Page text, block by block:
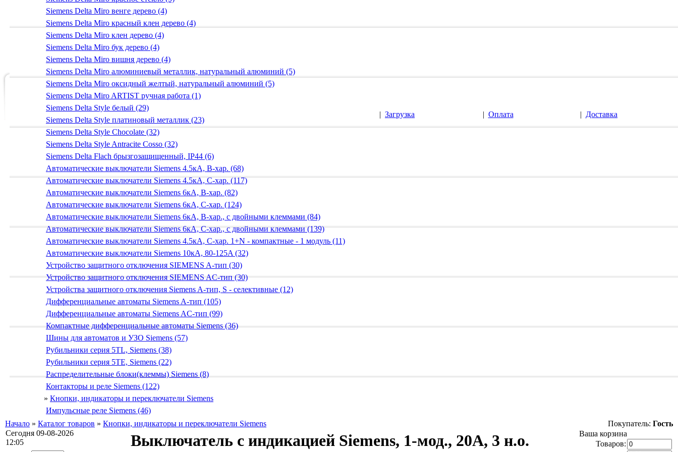
Siemens Delta Miro венге дерево (4)
Siemens Delta Miro красный клен дерево (4)
Siemens Delta Miro клен дерево (4)
Siemens Delta Miro бук дерево (4)
Siemens Delta Miro вишня дерево (4)
Siemens Delta Miro алюминиевый металлик, натуральный алюминий (5)
Siemens Delta Miro оксидный желтый, натуральный алюминий (5)
Siemens Delta Miro ARTIST ручная работа (1)
Siemens Delta Style белый (29)
Siemens Delta Style платиновый металлик (23)
Siemens Delta Style Chocolate (32)
Siemens Delta Style Antracite Cosso (32)
Siemens Delta Flach брызгозащищенный, IP44 (6)
Автоматические выключатели Siemens 4.5кА, B-хар. (68)
Автоматические выключатели Siemens 4.5кА, C-хар. (117)
Автоматические выключатели Siemens 6кА, B-хар. (82)
Автоматические выключатели Siemens 6кА, С-хар. (124)
Автоматические выключатели Siemens 6кА, B-хар., с двойными клеммами (84)
Автоматические выключатели Siemens 6кА, C-хар., с двойными клеммами (139)
Автоматические выключатели Siemens 4.5кА, C-хар. 1+N - компактные - 1 модуль (11)
Автоматические выключатели Siemens 10кА, 80-125A (32)
Устройство защитного отключения SIEMENS A-тип (30)
Устройство защитного отключения SIEMENS AС-тип (30)
Устройства защитного отключения Siemens A-тип, S - селективные (12)
Дифференциальные автоматы Siemens A-тип (105)
Дифференциальные автоматы Siemens AС-тип (99)
Компактные дифференциальные автоматы Siemens (36)
Шины для автоматов и УЗО Siemens (57)
Рубильники серия 5TL, Siemens (38)
Рубильники серия 5TE, Siemens (22)
Распределительные блоки(клеммы) Siemens (8)
Контакторы и реле Siemens (122)
» Кнопки, индикаторы и переключатели Siemens
Импульсные реле Siemens (46)
| Загрузка | Оплата | Доставка
Начало » Каталог товаров » Кнопки, индикаторы и переключатели Siemens Покупатель: Гость
Сегодня 09-08-2026
12:05
Выключатель с индикацией Siemens, 1-мод., 20А, 3 н.о.
Ваша корзина
Товаров: